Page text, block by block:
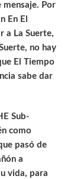
mensaje. Por
En El
a La Suerte,
no hay
El Tiempo
sabe dar
Sub-
como
pasó de
a
vida, para